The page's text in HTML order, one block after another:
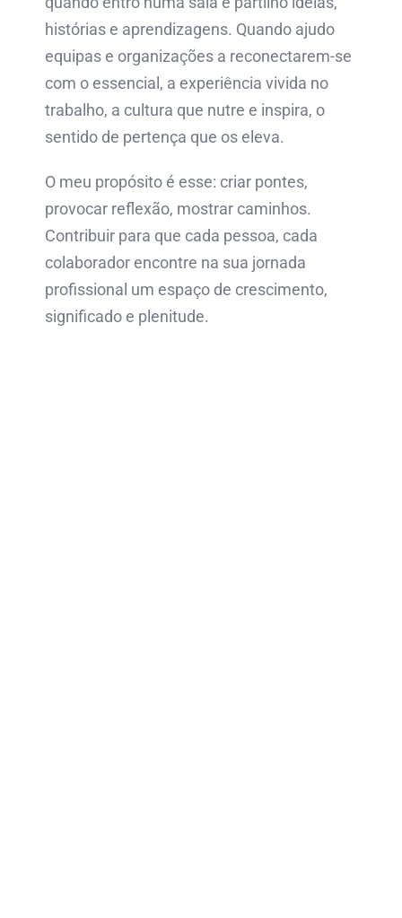
histórias e aprendizagens. Quando ajudo
equipas e organizações a reconectarem-se
com o essencial, a experiência vivida no
trabalho, a cultura que nutre e inspira, o
sentido de pertença que os eleva.
O meu propósito é esse: criar pontes,
provocar reflexão, mostrar caminhos.
Contribuir para que cada pessoa, cada
colaborador encontre na sua jornada
profissional um espaço de crescimento,
significado e plenitude.